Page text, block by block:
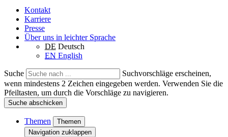
Kontakt
Karriere
Presse
Über uns in leichter Sprache
DE Deutsch
EN English
Suche
Suchvorschläge erscheinen,
wenn mindestens 2 Zeichen eingegeben werden. Verwenden Sie die
Pfeiltasten, um durch die Vorschläge zu navigieren.
Suche abschicken
Themen
Themen
Navigation zuklappen